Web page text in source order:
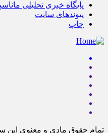
پایگاه خبری تحلیلی
پیوندهای سایت
چاپ
تمام حقوق مادی و معنوی این